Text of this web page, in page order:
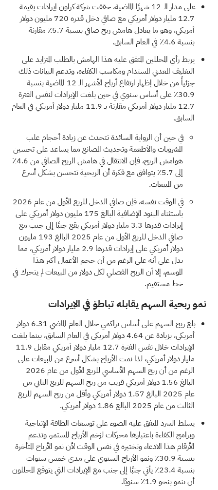
على مدار الـ 12 شهرًا الماضية، حققت شركة كراون إيرادات بقيمة
12.7 مليار دولار أمريكي مع صافي دخل قدره 720 مليون دولار
أمريكي، وهو ما يعادل هامش ربح صافي بنسبة 5.7٪ مقارنة
بنسبة 4.6٪ في العام السابق.
يربط رأي المحللين المتفق عليه هذا الهامش بالطلب المتزايد على
التغليف المعدني المستدام ومكاسب الكفاءة، وتدعم البيانات ذلك
جزئياً من خلال إظهار ارتفاع أرباح الأشهر الـ 12 الماضية بنسبة
30.9٪ على أساس سنوي في حين بلغت الإيرادات لنفس الفترة
12.7 مليار دولار أمريكي مقارنة بـ 11.9 مليار دولار أمريكي في العام
السابق.
في حين أن الرواية السائدة تتحدث عن زيادة أحجام علب
المشروبات والأطعمة وتحديث المصانع مما يساعد على تحسين
هوامش الربح، فإن الانتقال في هامش الربح الصافي من 4.6٪
إلى 5.7٪ يتوافق مع فكرة أن الربحية تتحسن بشكل أسرع
من المبيعات.
في الوقت نفسه، فإن صافي الدخل للربع الأول من عام 2026
باستثناء البنود الإضافية البالغ 175 مليون دولار أمريكي على
إيرادات قدرها 3.3 مليار دولار أمريكي يقع جنبًا إلى جنب مع
صافي الدخل للربع الأول من عام 2025 البالغ 193 مليون
دولار أمريكي على إيرادات قدرها 2.9 مليار دولار أمريكي، مما
يدل على أنه على الرغم من أن حجم الأعمال أكبر هذا
الموسم، إلا أن الربح الفصلي لكل دولار من المبيعات لم يتحرك في
خط مستقيم.
نمو ربحية السهم يقابله تباطؤ في الإيرادات
بلغ ربح السهم على أساس تراكمي خلال العام الماضي 6.31 دولار
أمريكي، بزيادة عن 4.64 دولار أمريكي في العام السابق، بينما بلغت
الإيرادات خلال نفس الفترة 12.7 مليار دولار أمريكي مقابل 11.9
مليار دولار أمريكي، لذا نمت الأرباح بشكل أسرع من المبيعات على
الرغم من أن ربح السهم الأساسي للربع الأول من عام 2026
البالغ 1.56 دولار أمريكي قريب من ربح السهم للربع الثاني من
عام 2025 البالغ 1.57 دولار أمريكي وأقل من ربح السهم للربع
الثالث من عام 2025 البالغ 1.86 دولار أمريكي.
يسلط السرد المتفق عليه الضوء على توسعات الطاقة الإنتاجية
وبرامج الكفاءة باعتبارها محركات لزخم الأرباح المستمر، وتدعم
الأرقام هذا الادعاء وتختبره في نفس الوقت لأن نمو الأرباح المتأخرة
بنسبة 30.9٪ ونمو الأرباح السنوي على مدى خمس سنوات
بنسبة 23.4٪ يأتي جنبًا إلى جنب مع الإيرادات التي يتوقع المحللون
أن تنمو بنحو 1.9٪ سنويًا.